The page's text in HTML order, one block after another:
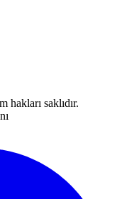
hakları saklıdır.